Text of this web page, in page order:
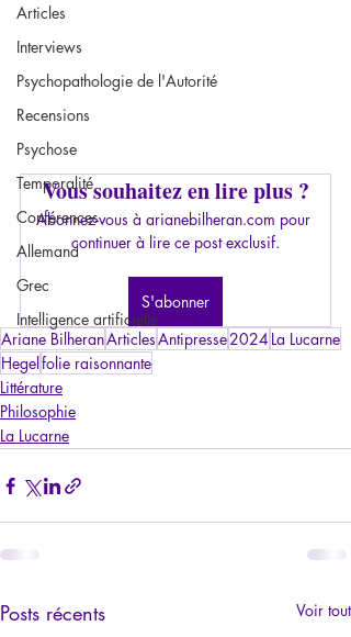
Articles
Interviews
Psychopathologie de l'Autorité
Recensions
Psychose
Temporalité
Conférences
Allemand
Grec
Intelligence artificielle
Vous souhaitez en lire plus ?
Abonnez-vous à arianebilheran.com pour
continuer à lire ce post exclusif.
S'abonner
Ariane BilheranArticlesAntipresse2024 La Lucarne
Hegel folie raisonnante
Littérature
Philosophie
La Lucarne
Posts récents Voir tout